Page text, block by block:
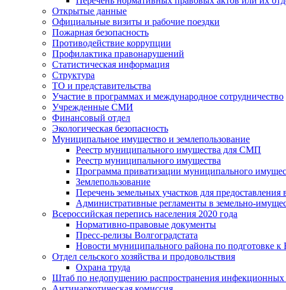
Открытые данные
Официальные визиты и рабочие поездки
Пожарная безопасность
Противодействие коррупции
Профилактика правонарушений
Статистическая информация
Структура
ТО и представительства
Участие в программах и международное сотрудничество
Учрежденные СМИ
Финансовый отдел
Экологическая безопасность
Муниципальное имущество и землепользование
Реестр муниципального имущества для СМП
Реестр муниципального имущества
Программа приватизации муниципального
Землепользование
Перечень земельных участков для предоставления
Административные регламенты в земельно-
Всероссийская перепись населения 2020 года
Нормативно-правовые документы
Пресс-релизы Волгоградстата
Новости муниципального района по подготовке
Отдел сельского хозяйства и продовольствия
Охрана труда
Штаб по недопущению распространения инфекционных